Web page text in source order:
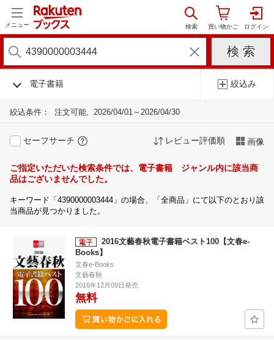
メニュー
電子書籍 絞込み
絞込条件： 注文可能 2026/04/01～2026/04/30
セーフサーチ レビュー評価順 画像
ご指定いただいた検索条件では、電子書籍 ジャンル内に該当商
品はございませんでした。
キーワード「4390000003444」の場合、「全商品」にて以下のとおり該
当商品が見つかりました。
2016文藝春秋電子書籍ベスト100【文春e-
Books】
文春e-Books
文藝春秋
2016年12月09日発売
無料